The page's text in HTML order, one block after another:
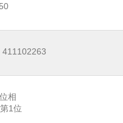
411102263
相
1位